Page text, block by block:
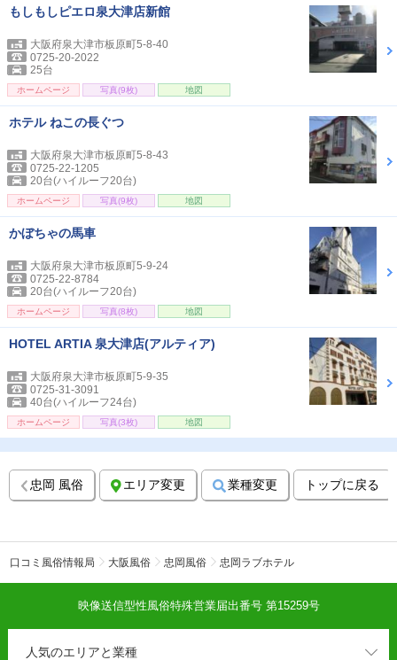
もしもしピエロ泉大津店新館
大阪府泉大津市板原町5-8-40
0725-20-2022
25台
ホームページ 写真(9枚) 地図
ホテル ねこの長ぐつ
大阪府泉大津市板原町5-8-43
0725-22-1205
20台(ハイルーフ20台)
ホームページ 写真(9枚) 地図
かぼちゃの馬車
大阪府泉大津市板原町5-9-24
0725-22-8784
20台(ハイルーフ20台)
ホームページ 写真(8枚) 地図
HOTEL ARTIA 泉大津店(アルティア)
大阪府泉大津市板原町5-9-35
0725-31-3091
40台(ハイルーフ24台)
ホームページ 写真(3枚) 地図
忠岡 風俗 エリア変更 業種変更 トップに戻る
口コミ風俗情報局 大阪風俗 忠岡風俗 忠岡ラブホテル
映像送信型性風俗特殊営業届出番号 第15259号
人気のエリアと業種